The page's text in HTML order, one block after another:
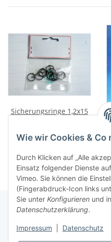
Sicherungsringe 1,2x15
3,50 €
Informationen
Wie wir Cookies & Co
Durch Klicken auf „Alle
Einsatz folgender Dienste
Vimeo. Sie können die
(Fingerabdruck-Icon links
Sie unter Konfigurieren und
Datenschutzerklärung.
Impressum Datenschutz